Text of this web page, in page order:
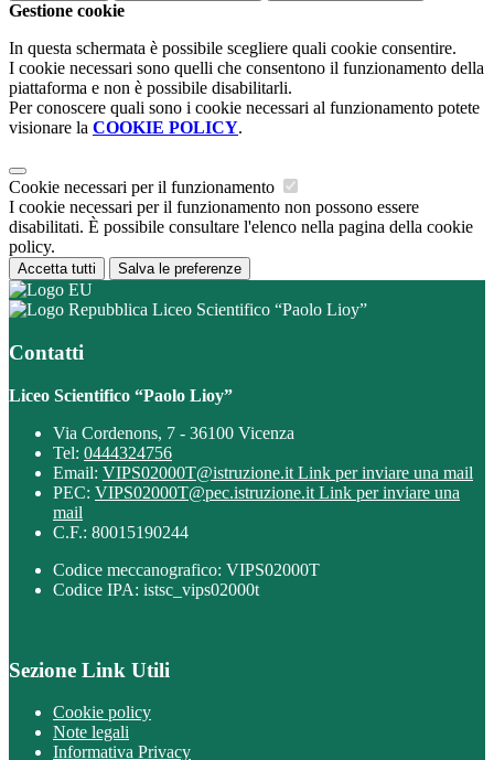
Gestione cookie
In questa schermata è possibile scegliere quali cookie consentire.
I cookie necessari sono quelli che consentono il funzionamento della
piattaforma e non è possibile disabilitarli.
Per conoscere quali sono i cookie necessari al funzionamento potete
visionare la COOKIE POLICY.
Cookie necessari per il funzionamento
I cookie necessari per il funzionamento non possono essere
disabilitati. È possibile consultare l'elenco nella pagina della cookie
policy.
Accetta tutti Salva le preferenze
Liceo Scientifico “Paolo Lioy”
Contatti
Liceo Scientifico “Paolo Lioy”
Via Cordenons, 7 - 36100 Vicenza
Tel: 0444324756
Email: VIPS02000T@istruzione.it Link per inviare una mail
PEC: VIPS02000T@pec.istruzione.it Link per inviare una
mail
C.F.: 80015190244
Codice meccanografico: VIPS02000T
Codice IPA: istsc_vips02000t
Sezione Link Utili
Cookie policy
Note legali
Informativa Privacy